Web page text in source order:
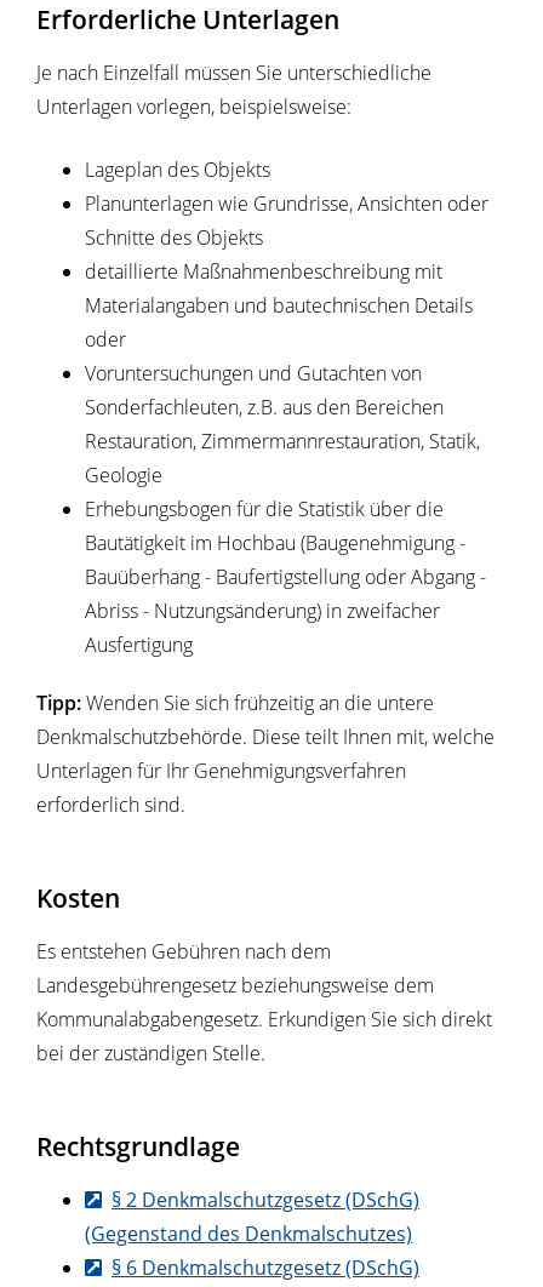
Erforderliche Unterlagen
Je nach Einzelfall müssen Sie unterschiedliche
Unterlagen vorlegen, beispielsweise:
Lageplan des Objekts
Planunterlagen wie Grundrisse, Ansichten oder
Schnitte des Objekts
detaillierte Maßnahmenbeschreibung mit
Materialangaben und bautechnischen Details
oder
Voruntersuchungen und Gutachten von
Sonderfachleuten, z.B. aus den Bereichen
Restauration, Zimmermannrestauration, Statik,
Geologie
Erhebungsbogen für die Statistik über die
Bautätigkeit im Hochbau (Baugenehmigung -
Bauüberhang - Baufertigstellung oder Abgang -
Abriss - Nutzungsänderung) in zweifacher
Ausfertigung
Tipp:Wenden Sie sich frühzeitig an die untere
Denkmalschutzbehörde. Diese teilt Ihnen mit, welche
Unterlagen für Ihr Genehmigungsverfahren
erforderlich sind.
Kosten
Es entstehen Gebühren nach dem
Landesgebührengesetz beziehungsweise dem
Kommunalabgabengesetz. Erkundigen Sie sich direkt
bei der zuständigen Stelle.
Rechtsgrundlage
§ 2 Denkmalschutzgesetz (DSchG)
(Gegenstand des Denkmalschutzes)
§ 6 Denkmalschutzgesetz (DSchG)